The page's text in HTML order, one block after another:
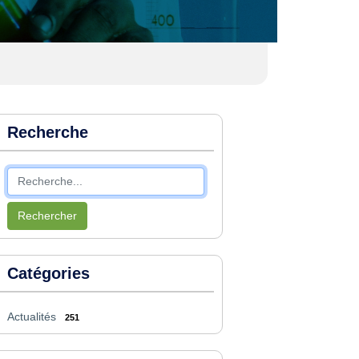
Recherche
Rechercher
Catégories
Actualités 251